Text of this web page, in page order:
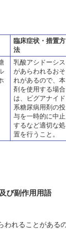
臨床症状・措置方
法
乳酸アシドーシス
があらわれるおそ
れがあるので、本
剤を使用する場合
は、ビグアナイド
系糖尿病用剤の投
与を一時的に中止
するなど適切な処
置を行うこと。
び副作用用語
われることがある